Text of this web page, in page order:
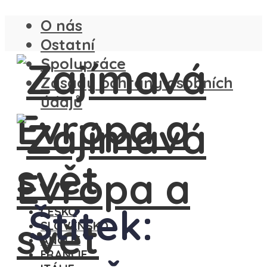
O nás
Ostatní
Spolupráce
Zásady ochrany osobních
údajů
ČESKO
SLOVENSKO
ANGLIE
FRANCIE
Štítek: